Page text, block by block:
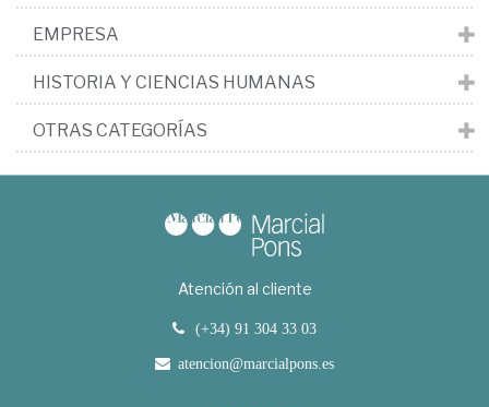
EMPRESA
HISTORIA Y CIENCIAS HUMANAS
OTRAS CATEGORÍAS
Atención al cliente
(+34) 91 304 33 03
atencion@marcialpons.es